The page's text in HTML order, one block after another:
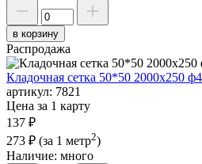
в корзину
Распродажа
Кладочная сетка 50*50 2000х250
артикул: 7821
Цена за 1 карту
137 ₽
273 ₽ (за 1 метр2)
Наличие: много